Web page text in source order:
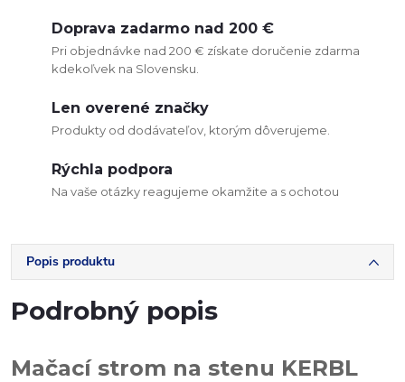
Doprava zadarmo nad 200 €
Pri objednávke nad 200 € získate doručenie zdarma
kdekoľvek na Slovensku.
Len overené značky
Produkty od dodávateľov, ktorým dôverujeme.
Rýchla podpora
Na vaše otázky reagujeme okamžite a s ochotou
Popis produktu
Podrobný popis
Mačací strom na stenu KERBL